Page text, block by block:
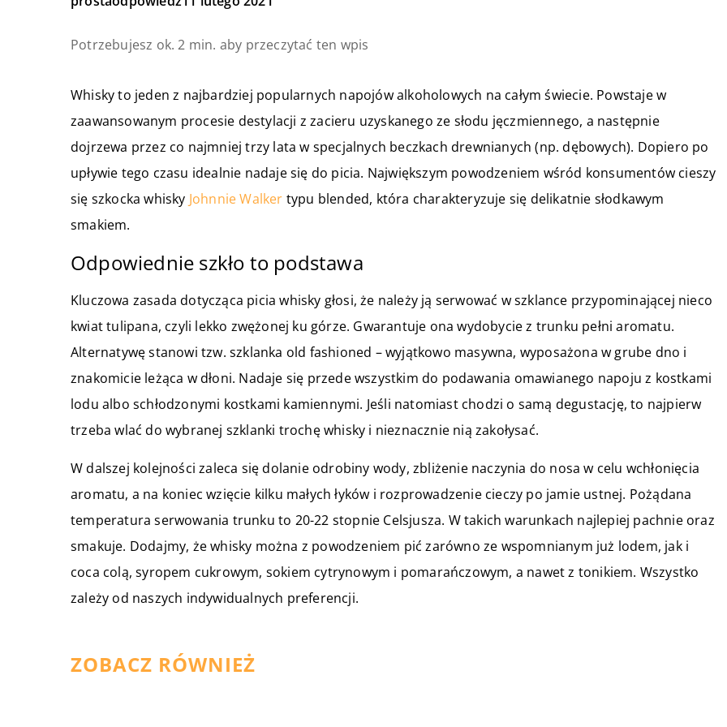
Potrzebujesz ok. 2 min. aby przeczytać ten wpis
Whisky to jeden z najbardziej popularnych napojów alkoholowych na całym świecie. Powstaje w
zaawansowanym procesie destylacji z zacieru uzyskanego ze słodu jęczmiennego, a następnie
dojrzewa przez co najmniej trzy lata w specjalnych beczkach drewnianych (np. dębowych). Dopiero po
upływie tego czasu idealnie nadaje się do picia. Największym powodzeniem wśród konsumentów cieszy
się szkocka whisky Johnnie Walker typu blended, która charakteryzuje się delikatnie słodkawym
smakiem.
Odpowiednie szkło to podstawa
Kluczowa zasada dotycząca picia whisky głosi, że należy ją serwować w szklance przypominającej nieco
kwiat tulipana, czyli lekko zwężonej ku górze. Gwarantuje ona wydobycie z trunku pełni aromatu.
Alternatywę stanowi tzw. szklanka old fashioned – wyjątkowo masywna, wyposażona w grube dno i
znakomicie leżąca w dłoni. Nadaje się przede wszystkim do podawania omawianego napoju z kostkami
lodu albo schłodzonymi kostkami kamiennymi. Jeśli natomiast chodzi o samą degustację, to najpierw
trzeba wlać do wybranej szklanki trochę whisky i nieznacznie nią zakołysać.
W dalszej kolejności zaleca się dolanie odrobiny wody, zbliżenie naczynia do nosa w celu wchłonięcia
aromatu, a na koniec wzięcie kilku małych łyków i rozprowadzenie cieczy po jamie ustnej. Pożądana
temperatura serwowania trunku to 20-22 stopnie Celsjusza. W takich warunkach najlepiej pachnie oraz
smakuje. Dodajmy, że whisky można z powodzeniem pić zarówno ze wspomnianym już lodem, jak i
coca colą, syropem cukrowym, sokiem cytrynowym i pomarańczowym, a nawet z tonikiem. Wszystko
zależy od naszych indywidualnych preferencji.
ZOBACZ RÓWNIEŻ